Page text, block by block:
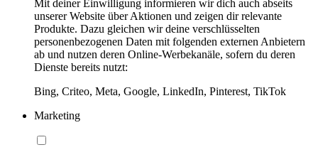
Mit deiner Einwilligung informieren wir dich auch abseits
unserer Website über Aktionen und zeigen dir relevante
Produkte. Dazu gleichen wir deine verschlüsselten
personenbezogenen Daten mit folgenden externen Anbietern
ab und nutzen deren Online-Werbekanäle, sofern du deren
Dienste bereits nutzt:
Bing, Criteo, Meta, Google, LinkedIn, Pinterest, TikTok
Marketing